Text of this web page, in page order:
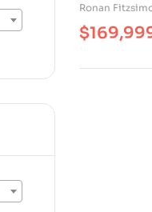
Ronan
$